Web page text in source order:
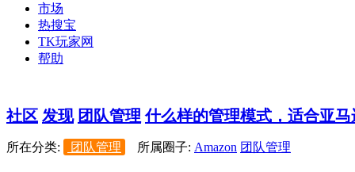
市场
热搜宝
TK玩家网
帮助
社区 发现 团队管理 什么样的管理模式，适合亚
所在分类: 团队管理 所属圈子: Amazon 团队管理